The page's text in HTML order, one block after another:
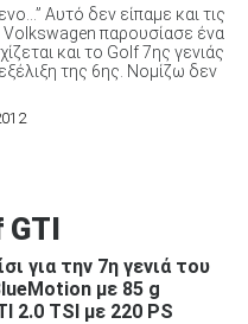
Αυτό δεν είπαμε και τις
παρουσίασε ένα
και το Golf 7ης γενιάς
της 6ης. Νομίζω δεν
GTI
για την 7η γενιά του
με 85 g
2.0 TSI με 220 PS